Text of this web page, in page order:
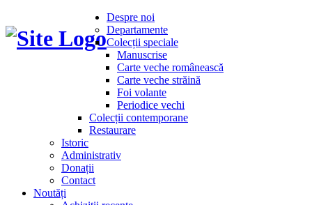
Despre noi
Departamente
Colecții speciale
Manuscrise
Carte veche românească
Carte veche străină
Foi volante
Periodice vechi
Colecții contemporane
Restaurare
Istoric
Administrativ
Donații
Contact
Noutăți